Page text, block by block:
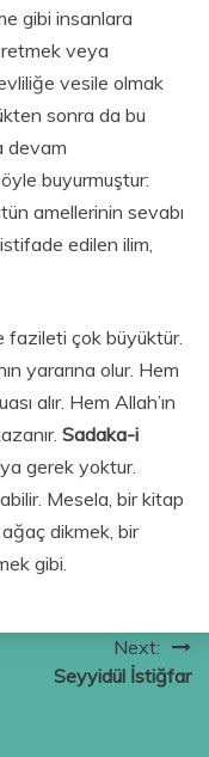
gibi insanlara
veya
vesile olmak
sonra da bu
devam
buyurmuştur:
amellerinin sevabı
edilen ilim,
fazileti çok büyüktür.
yararına olur. Hem
alır. Hem Allah’ın
Sadaka-i
gerek yoktur.
Mesela, bir kitap
dikmek, bir
gibi.
Next:
Seyyidül İstiğfar